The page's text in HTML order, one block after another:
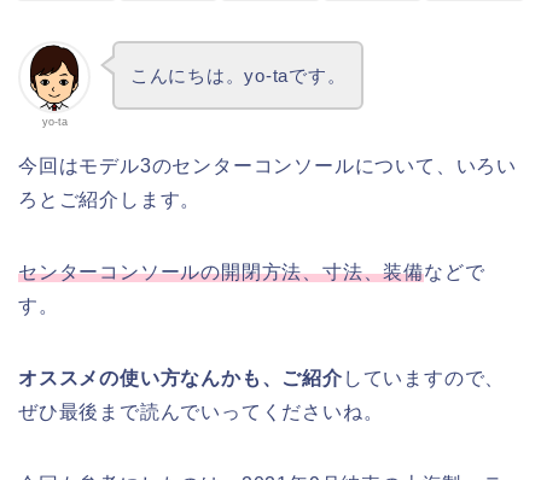
yo-ta
こんにちは。yo-taです。
今回はモデル3のセンターコンソールについて、いろい
ろとご紹介します。
センターコンソールの開閉方法、寸法、装備などで
す。
オススメの使い方なんかも、ご紹介 していますので、
ぜひ最後まで読んでいってくださいね。